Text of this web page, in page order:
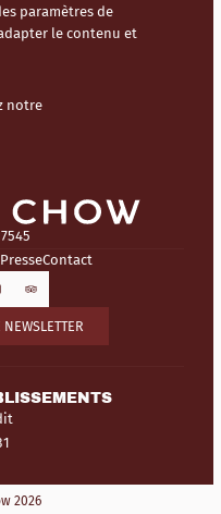
paramètres de
le contenu et
notre
PresseContact
2026